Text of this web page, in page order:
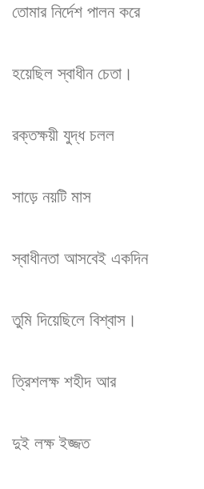
তোমার নির্দেশ পালন করে
হয়েছিল স্বাধীন চেতা।
রক্তক্ষয়ী যুদ্ধ চলল
সাড়ে নয়টি মাস
স্বাধীনতা আসবেই একদিন
তুমি দিয়েছিলে বিশ্বাস।
ত্রিশলক্ষ শহীদ আর
দুই লক্ষ ইজ্জত